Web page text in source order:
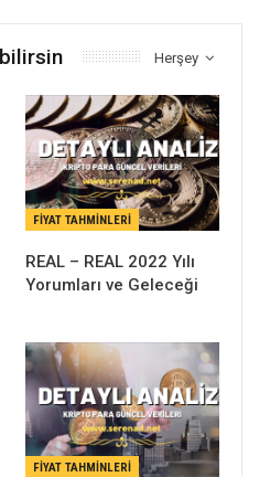
Herşey
FIYAT TAHMINLERI
REAL – REAL 2022 Yılı
Yorumları ve Geleceği
FIYAT TAHMINLERI